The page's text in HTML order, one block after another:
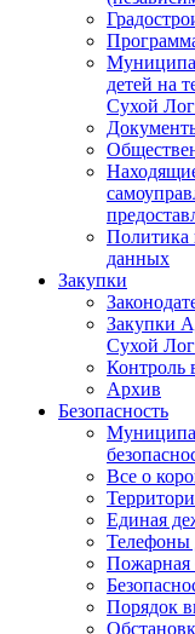
детей на
Сухой
Политика
данных
Закупки
Закупки
Сухой Лог
Контроль
Архив
Безопасность
Все о
Единая
Телефоны
Пожарная
Порядок